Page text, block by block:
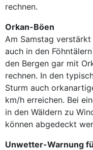
rechnen.
Orkan-Böen
Am Samstag
auch in den
den Bergen gar mit
rechnen. In den
Sturm auch
km/h erreichen. Bei
in den Wäldern zu
können abgedeckt
Unwetter-Warnung